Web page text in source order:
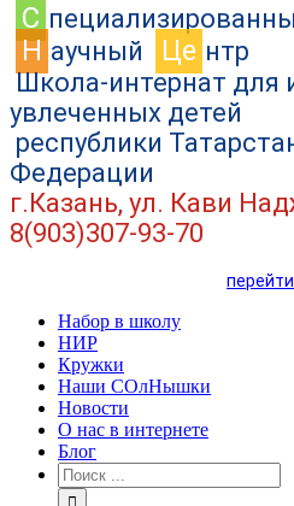
C
Н аучный Це нтр
Школа-интернат для
увлеченных детей
республики
Федерации
г.Казань, ул. Кави
8(903)307-93-70
Набор в школу
НИР
Кружки
Наши СОлНышки
Новости
О нас в интернете
Блог